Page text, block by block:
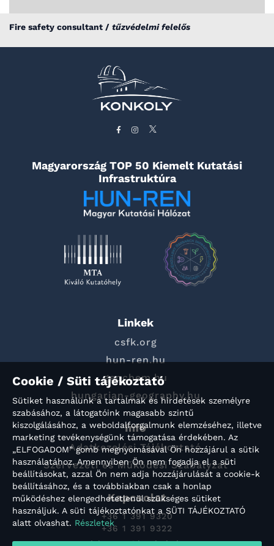
Fire safety consultant / tűzvédelmi felelős
Magyarország TOP 50 Kiemelt Kutatási
Infrastruktúra
Linkek
csfk.org
hun-ren.hu
geochem.hu
hungarian-geography.hu
Info
Adatkezelési Tájékoztató
Szervezeti és Működési Szabályzat
Kapcsolat
+36 1 391 9320
+36 1 391 9322
titkarsag@konkoly.hu
Cookie / Süti tájékoztató
Sütiket használunk a tartalmak és hirdetések személyre
szabásához, a látogatóink magasabb szintű
kiszolgálásához, a weboldalforgalmunk elemzéséhez, illetve
marketing tevékenységünk támogatása érdekében. Az
„ELFOGADOM” gomb megnyomásával Ön hozzájárul a sütik
használatához. Amennyiben Ön nem fogadja el a süti
beállításokat, azzal Ön nem adja hozzájárulását a cookie-k
beállításához, és a továbbiakban csak a honlap
működéshez elengedhetetlenül szükséges sütiket
használjuk. A süti tájékoztatónkat a SÜTI TÁJÉKOZTATÓ
alatt olvashat. Részletek